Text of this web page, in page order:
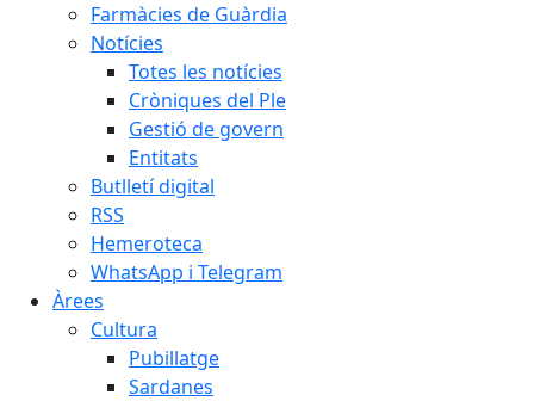
Farmàcies de Guàrdia
Notícies
Totes les notícies
Cròniques del Ple
Gestió de govern
Entitats
Butlletí digital
RSS
Hemeroteca
WhatsApp i Telegram
Àrees
Cultura
Pubillatge
Sardanes